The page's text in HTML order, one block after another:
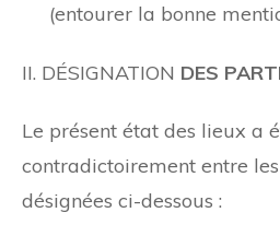
(entourer la bonne
II. DÉSIGNATION DES
Le présent état des lieux a
contradictoirement entre
désignées ci-dessous :